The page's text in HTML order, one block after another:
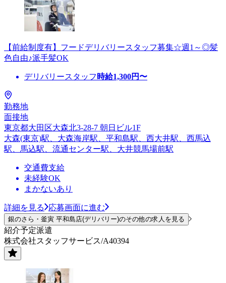
【前給制度有】フードデリバリースタッフ募集☆週1～◎髪
色自由♪派手髪OK
デリバリースタッフ 時給1,300円〜
勤務地
面接地
東京都大田区大森北3-28-7 朝日ビル1F
大森(東京)駅、大森海岸駅、平和島駅、西大井駅、西馬込
駅、馬込駅、流通センター駅、大井競馬場前駅
交通費支給
未経験OK
まかないあり
詳細を見る 応募画面に進む
銀のさら・釜寅 平和島店(デリバリー)のその他の求人を見る
紹介予定派遣
株式会社スタッフサービス/A40394